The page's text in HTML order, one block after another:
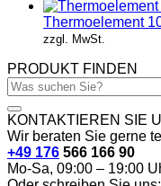
Thermoelement
zzgl. MwSt.
PRODUKT FINDEN
Suchen
nach:
KONTAKTIEREN SIE
Wir beraten Sie gerne
+49 176 566 166 90
Mo-Sa, 09:00 – 19:00